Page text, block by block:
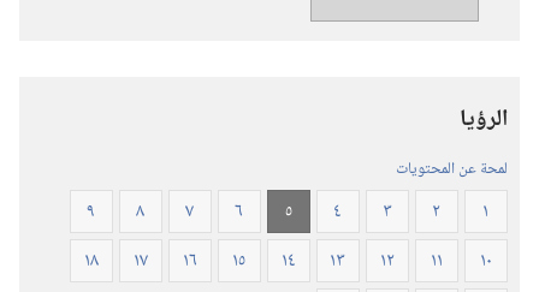
٢٠١٩)‏
الرؤيا
لمحة عن المحتويات
١ ٢ ٣ ٤ ٥ ٦ ٧ ٨
٩
١٠
١١ ١٢ ١٣ ١٤ ١٥ ١٦ ١٧
١٨